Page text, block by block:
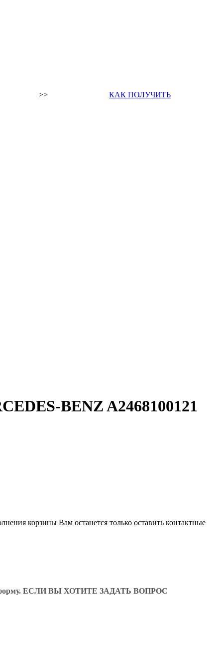
>> КАК ПОЛУЧИТЬ
BENZ A2468100121
корзины Вам останется только оставить контактные
форму. ЕСЛИ ВЫ ХОТИТЕ ЗАДАТЬ ВОПРОС